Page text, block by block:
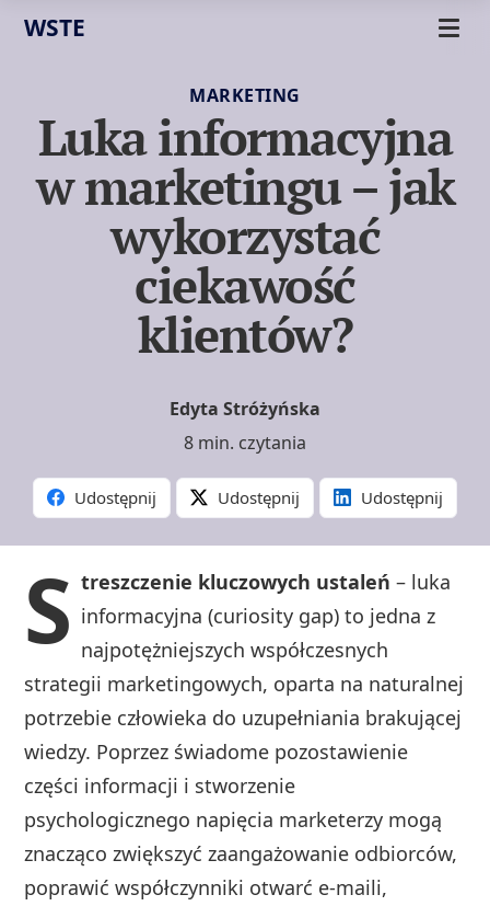
WSTE
MARKETING
Luka informacyjna
w marketingu – jak
wykorzystać
ciekawość
klientów?
Edyta Stróżyńska
8 min. czytania
Udostępnij Udostępnij Udostępnij
S treszczenie kluczowych ustaleń – luka
informacyjna (curiosity gap) to jedna z
najpotężniejszych współczesnych
strategii marketingowych, oparta na naturalnej
potrzebie człowieka do uzupełniania brakującej
wiedzy. Poprzez świadome pozostawienie
części informacji i stworzenie
psychologicznego napięcia marketerzy mogą
znacząco zwiększyć zaangażowanie odbiorców,
poprawić współczynniki otwarć e‑maili,